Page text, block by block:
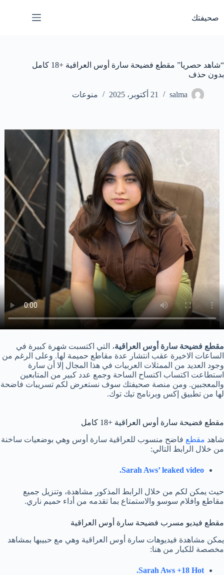
المحتوى
صحيفتك
“شاهد حصريا” مقطع فضيحة سارة أوس العراقية +18 كامل
بدون حذف
salma 21 أكتوبر، 2025 منوعات
مقطع فضيحة سارة أوس العراقية، التي اكتسبت شهرة كبيرة في
الساعات الاخيرة عقب انتشار عدة مقاطع حميمة لها. وعلى الرغم من
وجود العديد من الممثلات العربيات في هذا المجال إلا أن سارة
استطاعت اكتساب اكتساح الساحة وجمع عدد كبير من المتابعين
والمعجبين. ومن منصة صحيفتك سوف نستعرض لكم تسريبات فاضحة
لها من تطبيق إكس وبرنامج تيك توك.
مقطع فضيحة سارة أوس العراقية +18 كامل
شاهد مقطع فاضح منسوب للعراقية سارة أوس وهي بوضعيات ساخنة
من خلال الرابط التالي:
Sarah Aws’ leaked video.
حيث يمكن لكم من خلال الرابط المذكور مشاهدة، وتنزيل جميع
مقاطع وافلام سوسو والاستمتاع بما تقدمه من أداء حميم ناري.
مقطع فيديو مسرب فضيحة سارة أوس العراقية
يمكن مشاهدة فيديوهات سارة أوس العراقية وهي مع حبيبها بمشاهد
مخصصة للكبار من هنا:
Sarah Aws +18 Hot.